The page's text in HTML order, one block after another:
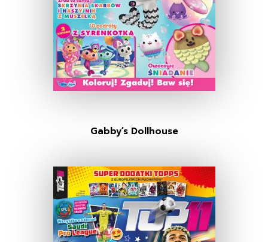
Gabby’s Dollhouse